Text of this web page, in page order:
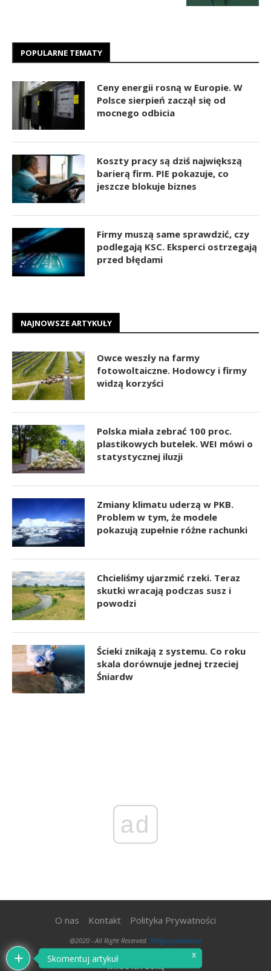
POPULARNE TEMATY
Ceny energii rosną w Europie. W
Polsce sierpień zaczął się od
mocnego odbicia
Koszty pracy są dziś największą
barierą firm. PIE pokazuje, co
jeszcze blokuje biznes
Firmy muszą same sprawdzić, czy
podlegają KSC. Eksperci ostrzegają
przed błędami
NAJNOWSZE ARTYKUŁY
Owce weszły na farmy
fotowoltaiczne. Hodowcy i firmy
widzą korzyści
Polska miała zebrać 100 proc.
plastikowych butelek. WEI mówi o
statystycznej iluzji
Zmiany klimatu uderzą w PKB.
Problem w tym, że modele
pokazują zupełnie różne rachunki
Chcieliśmy ujarzmić rzeki. Teraz
skutki wracają podczas susz i
powodzi
Ścieki znikają z systemu. Co roku
skala dorównuje jednej trzeciej
Śniardw
ad
O nas Kontakt Polityka Prywatności
@2020 - All Right Reserved. 300gospodarka.pl
WRÓĆ NA GÓRĘ
Skomentuj artykuł x